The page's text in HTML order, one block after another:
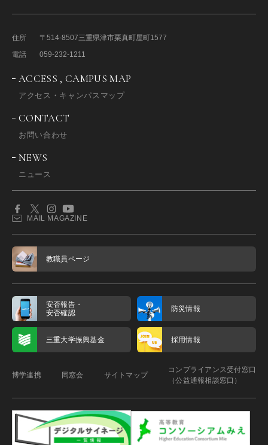
住所 〒514-8507三重県津市栗真町屋町1577
電話
059-232-1211
ACCESS , CAMPUS MAP
アクセス・キャンパスマップ
CONTACT
お問い合わせ
NEWS
ニュース
MAIL MAGAZINE
教職員ページ
安否報告・
安否確認
防災情報
三重大学振興基金 採用情報
博学連携 同窓会 サイトマップ
コンプライアンス受付窓口
（公益通報相談窓口）